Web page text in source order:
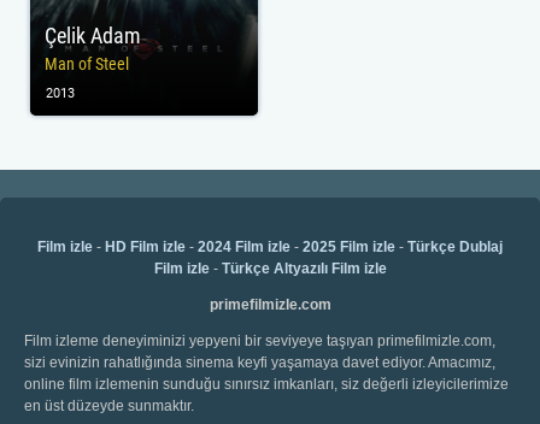
Çelik Adam
Man of Steel
2013
Film izle - HD Film izle - 2024 Film izle - 2025 Film izle - Türkçe Dublaj
Film izle- Türkçe Altyazılı Film izle
primefilmizle.com
Film izleme deneyiminizi yepyeni bir seviyeye taşıyan primefilmizle.com,
sizi evinizin rahatlığında sinema keyfi yaşamaya davet ediyor. Amacımız,
online film izlemenin sunduğu sınırsız imkanları, siz değerli izleyicilerimize
en üst düzeyde sunmaktır.